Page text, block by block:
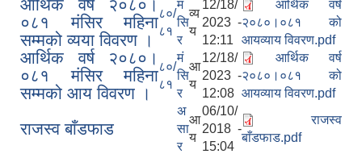
आर्थिक वर्ष २०८०।
०८१ मंसिर महिना
सम्मको व्यया विवरण ।
८०/
८१
मं
सि
र
व्य
य
12/18/
2023 -
12:11
आर्थिक वर्ष
२०८०।०८१ को
आयव्याय विवरण.pdf
आर्थिक वर्ष २०८०।
०८१ मंसिर महिना
सम्मको आय विवरण ।
८०/
८१
मं
सि
र
आ
य
12/18/
2023 -
12:08
आर्थिक वर्ष
२०८०।०८१ को
आयव्याय विवरण.pdf
राजस्व बाँडफाड
अ
सा
र
आ
य
06/10/
2018 -
15:04
राजस्व
बाँडफाड.pdf